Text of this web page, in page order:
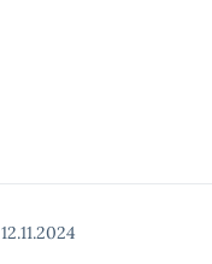
12.11.2024